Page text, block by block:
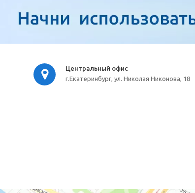
Центральный офис
г.Екатеринбург, ул. Николая Никонова, 18